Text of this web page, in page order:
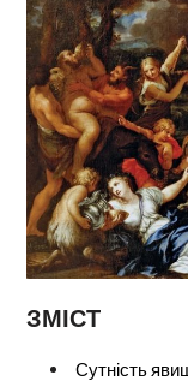
ЗМІСТ
Сутність